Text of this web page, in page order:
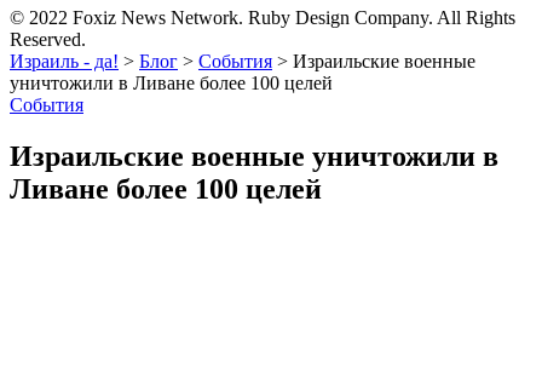
© 2022 Foxiz News Network. Ruby Design Company. All Rights
Reserved.
Израиль - да! > Блог > События > Израильские военные
уничтожили в Ливане более 100 целей
События
Израильские военные уничтожили в
Ливане более 100 целей